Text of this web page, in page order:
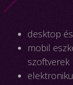
desktop
mobil
szoftverek